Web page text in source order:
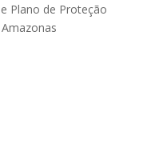
Plano de Proteção